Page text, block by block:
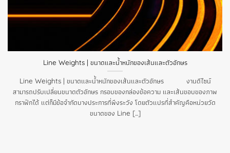
Line Weights | ขนาดและน้ำหนักของเส้นและตัวอักษร
Line Weights | ขนาดและน้ำหนักของเส้นและตัวอักษร งานดีไซน์
สามารถปรับเปลี่ยนขนาดตัวอักษร กรอบของกล่องข้อความ และเส้นขอบของภาพ
กราฟิกได้ แต่ก็มีข้อจำกัดบางประการที่พึงระวัง โดยตัวแปรที่สำคัญคือหน่วยวัด
ขนาดของ Line [...]